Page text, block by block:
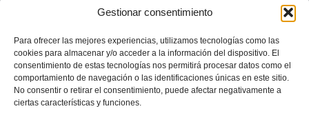
Gestionar consentimiento
Para ofrecer las mejores experiencias, utilizamos tecnologías como las
cookies para almacenar y/o acceder a la información del dispositivo. El
consentimiento de estas tecnologías nos permitirá procesar datos como el
comportamiento de navegación o las identificaciones únicas en este sitio.
No consentir o retirar el consentimiento, puede afectar negativamente a
ciertas características y funciones.
Inicio Biblioteca Parábolas TV
Comunidad
Esencia
Blog
Política de privacidad
Aviso legal
Política de cookies (UE)